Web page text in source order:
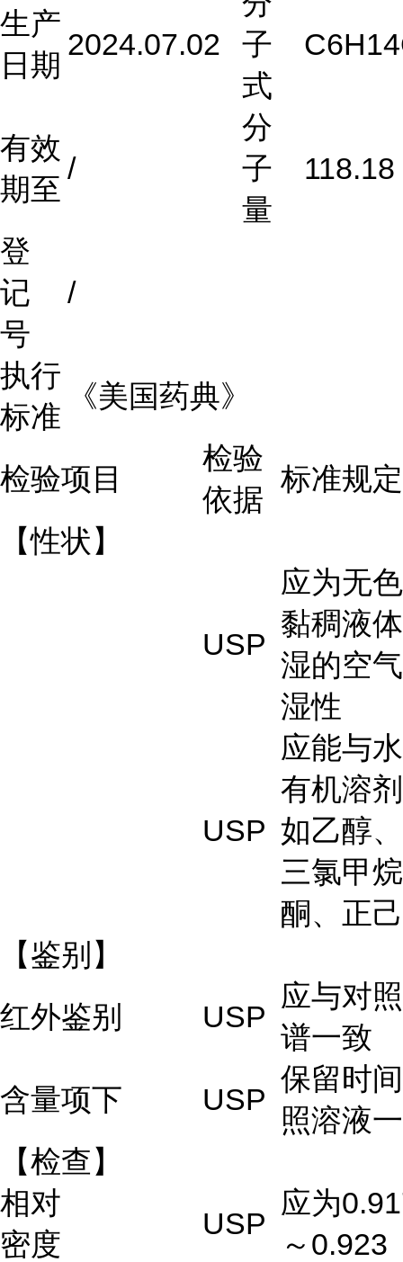
生产
日期
2024.07.02
子
式
C6H14
有效
期至
/
分
子
量
118.18
登
记
号
/
执行
标准
《美国药典》
检验项目
检验
依据
标准规定
【性状】
USP
应为无
黏稠液
湿的空
湿性
USP
应能与
有机溶
如乙醇
三氯甲
酮、正
【鉴别】
红外鉴别
USP
应与对
谱一致
含量项下
USP
保留时
照溶液
【检查】
相对
密度
USP
应为
～0.923